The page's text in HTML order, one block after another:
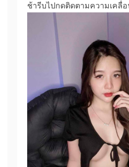
ช้ารีบไปกดติดตามความเคลื่